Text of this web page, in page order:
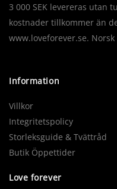
3 000 SEK levereras utan
kostnader tillkommer än
www.loveforever.se.
Information
Villkor
Integritetspolicy
Storleksguide & Tvättråd
Butik Öppettider
Love forever